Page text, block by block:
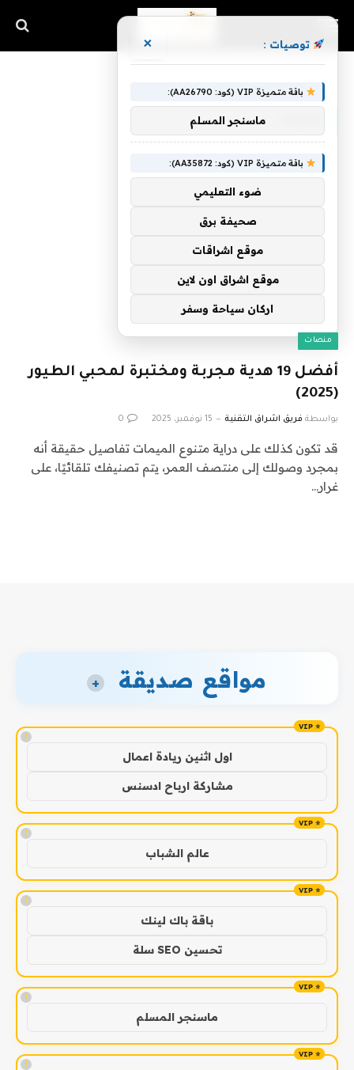
منصات
أفضل 19 هدية مجربة ومختبرة لمحبي الطيور
(2025)
بواسطة فريق اشراق التقنية 15 نوفمبر، 2025 0
قد تكون كذلك على دراية متنوع الميمات تفاصيل حقيقة أنه
بمجرد وصولك إلى منتصف العمر، يتم تصنيفك تلقائيًا، على
غرار…
مواقع صديقة +
!
اول اثنين ريادة اعمال
مشاركة ارباح ادسنس
!
عالم الشباب
!
باقة باك لينك
تحسين SEO سلة
!
ماسنجر المسلم
!
توصيات : ×
باقة متميزة VIP (كود: AA26790):
ماسنجر المسلم
باقة متميزة VIP (كود: AA35872):
ضوء التعليمي
صحيفة برق
موقع اشراقات
موقع اشراق اون لاين
اركان سياحة وسفر